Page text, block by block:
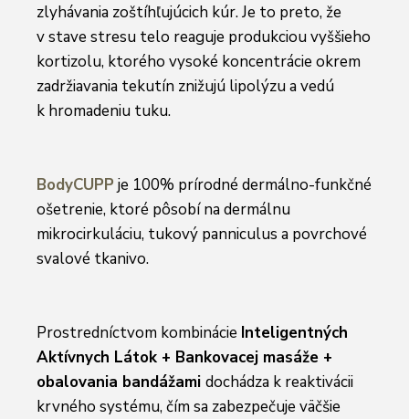
zlyhávania zoštíhľujúcich kúr. Je to preto, že
v stave stresu telo reaguje produkciou vyššieho
kortizolu, ktorého vysoké koncentrácie okrem
zadržiavania tekutín znižujú lipolýzu a vedú
k hromadeniu tuku.
BodyCUPP je 100% prírodné dermálno-funkčné
ošetrenie, ktoré pôsobí na dermálnu
mikrocirkuláciu, tukový panniculus a povrchové
svalové tkanivo.
Prostredníctvom kombinácie Inteligentných
Aktívnych Látok + Bankovacej masáže +
obalovania bandážami dochádza k reaktivácii
krvného systému, čím sa zabezpečuje väčšie